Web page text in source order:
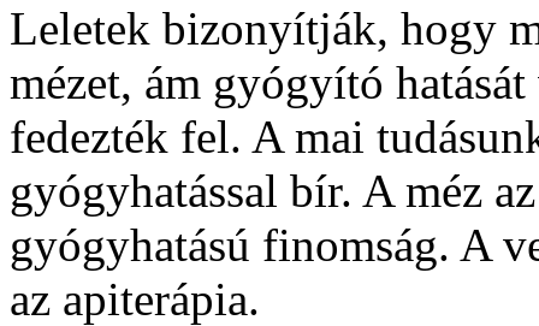
Leletek bizonyítják, hogy
mézet, ám gyógyító
fedezték fel. A mai
gyógyhatással bír. A méz
gyógyhatású finomság. A
az apiterápia.